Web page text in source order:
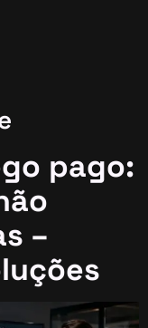
pago:
–